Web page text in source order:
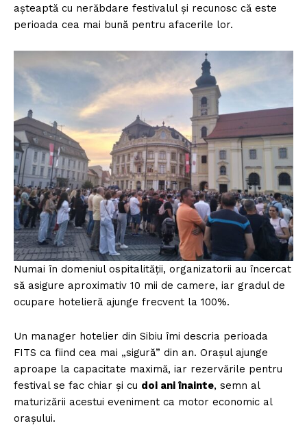
așteaptă cu nerăbdare festivalul și recunosc că este
perioada cea mai bună pentru afacerile lor.
Numai în domeniul ospitalității, organizatorii au încercat
să asigure aproximativ 10 mii de camere, iar gradul de
ocupare hotelieră ajunge frecvent la 100%.
Un manager hotelier din Sibiu îmi descria perioada
FITS ca fiind cea mai „sigură” din an. Orașul ajunge
aproape la capacitate maximă, iar rezervările pentru
festival se fac chiar și cu doi ani înainte, semn al
maturizării acestui eveniment ca motor economic al
orașului.